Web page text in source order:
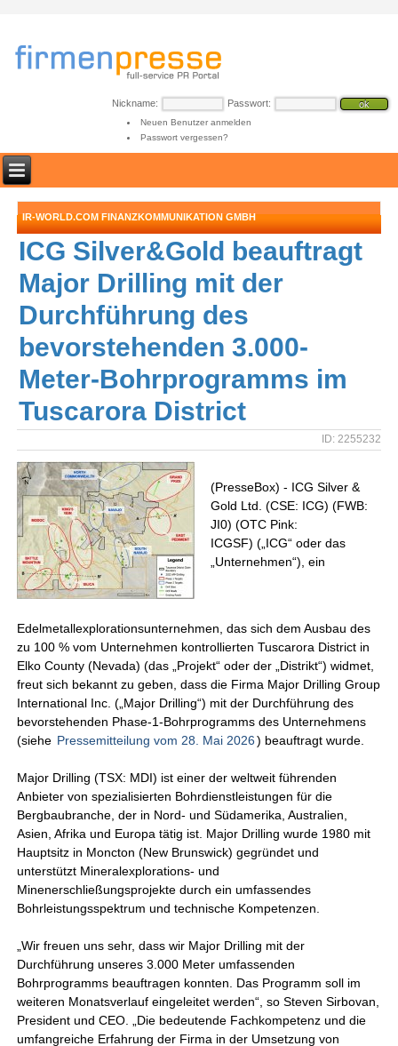
Nickname: Passwort:
Neuen Benutzer anmelden
Passwort vergessen?
IR-WORLD.COM FINANZKOMMUNIKATION GMBH
ICG Silver&Gold beauftragt
Major Drilling mit der
Durchführung des
bevorstehenden 3.000-
Meter-Bohrprogramms im
Tuscarora District
ID: 2255232
(PresseBox) - ICG Silver &
Gold Ltd. (CSE: ICG) (FWB:
JI0) (OTC Pink:
ICGSF) („ICG“ oder das
„Unternehmen“), ein
Edelmetallexplorationsunternehmen, das sich dem Ausbau des
zu 100 % vom Unternehmen kontrollierten Tuscarora District in
Elko County (Nevada) (das „Projekt“ oder der „Distrikt“) widmet,
freut sich bekannt zu geben, dass die Firma Major Drilling Group
International Inc. („Major Drilling“) mit der Durchführung des
bevorstehenden Phase-1-Bohrprogramms des Unternehmens
(siehe Pressemitteilung vom 28. Mai 2026 ) beauftragt wurde.
Major Drilling (TSX: MDI) ist einer der weltweit führenden
Anbieter von spezialisierten Bohrdienstleistungen für die
Bergbaubranche, der in Nord- und Südamerika, Australien,
Asien, Afrika und Europa tätig ist. Major Drilling wurde 1980 mit
Hauptsitz in Moncton (New Brunswick) gegründet und
unterstützt Mineralexplorations- und
Minenerschließungsprojekte durch ein umfassendes
Bohrleistungsspektrum und technische Kompetenzen.
„Wir freuen uns sehr, dass wir Major Drilling mit der
Durchführung unseres 3.000 Meter umfassenden
Bohrprogramms beauftragen konnten. Das Programm soll im
weiteren Monatsverlauf eingeleitet werden“, so Steven Sirbovan,
President und CEO. „Die bedeutende Fachkompetenz und die
umfangreiche Erfahrung der Firma in der Umsetzung von